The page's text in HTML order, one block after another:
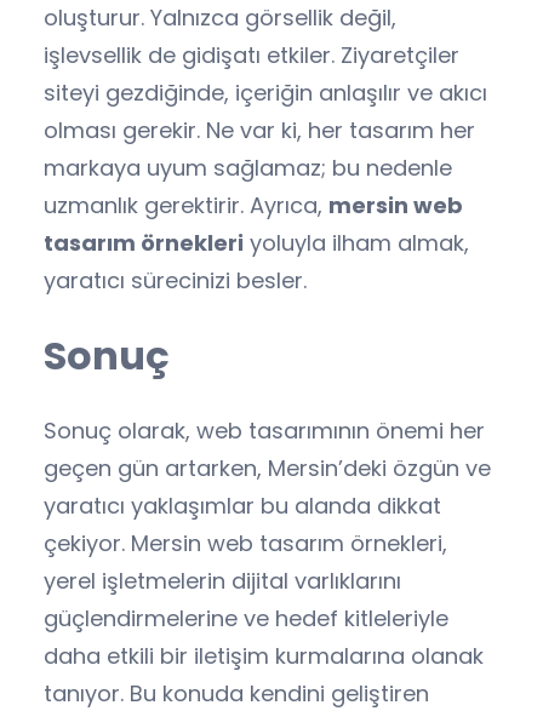
oluşturur. Yalnızca görsellik değil,
işlevsellik de gidişatı etkiler. Ziyaretçiler
siteyi gezdiğinde, içeriğin anlaşılır ve akıcı
olması gerekir. Ne var ki, her tasarım her
markaya uyum sağlamaz; bu nedenle
uzmanlık gerektirir. Ayrıca, mersin web
tasarım örnekleri yoluyla ilham almak,
yaratıcı sürecinizi besler.
Sonuç
Sonuç olarak, web tasarımının önemi her
geçen gün artarken, Mersin’deki özgün ve
yaratıcı yaklaşımlar bu alanda dikkat
çekiyor. Mersin web tasarım örnekleri,
yerel işletmelerin dijital varlıklarını
güçlendirmelerine ve hedef kitleleriyle
daha etkili bir iletişim kurmalarına olanak
tanıyor. Bu konuda kendini geliştiren